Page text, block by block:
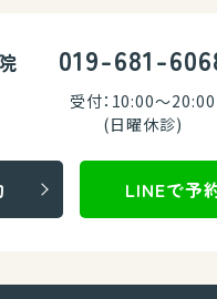
019-681-
受付：10:00～20:00
(日曜休診)
LINEで予